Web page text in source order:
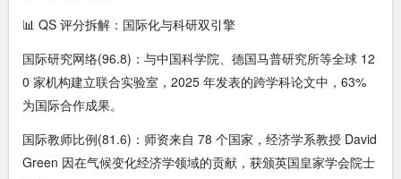
📊 QS 评分拆解：国际化与科研双引擎
国际研究网络(96.8)：与中国科学院、德国马普研究所等全球 12
0 家机构建立联合实验室，2025 年发表的跨学科论文中，63%
为国际合作成果。
国际教师比例(81.6)：师资来自 78 个国家，经济学系教授 David
Green 因在气候变化经济学领域的贡献，获颁英国皇家学会院士